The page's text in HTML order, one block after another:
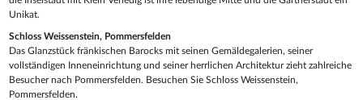
Unikat.
Schloss Weissenstein, Pommersfelden
Das Glanzstück fränkischen Barocks mit seinen Gemäldegalerien, seiner
vollständigen Inneneinrichtung und seiner herrlichen Architektur zieht zahlreiche
Besucher nach Pommersfelden. Besuchen Sie Schloss Weissenstein,
Pommersfelden.